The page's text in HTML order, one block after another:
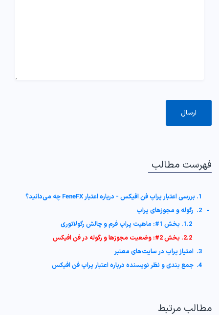
فهرست مطالب
1. بررسی اعتبار پراپ فن افیکس - درباره اعتبار FeneFX چه می‌دانید؟
2. رگوله و مجوزهای پراپ -
1.2. بخش 1#: ماهیت پراپ فرم و چالش رگولاتوری
2.2. بخش 2#: وضعیت مجوزها و رگوله در فن افیکس
3. امتیاز پراپ در سایت‌های معتبر
4. جمع بندی و نظر نویسنده درباره اعتبار پراپ فن افیکس
مطالب مرتبط